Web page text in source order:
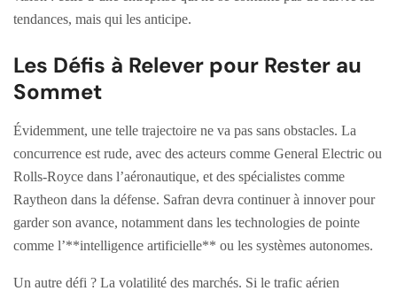
tendances, mais qui les anticipe.
Les Défis à Relever pour Rester au
Sommet
Évidemment, une telle trajectoire ne va pas sans obstacles. La
concurrence est rude, avec des acteurs comme General Electric ou
Rolls-Royce dans l’aéronautique, et des spécialistes comme
Raytheon dans la défense. Safran devra continuer à innover pour
garder son avance, notamment dans les technologies de pointe
comme l’**intelligence artificielle** ou les systèmes autonomes.
Un autre défi ? La volatilité des marchés. Si le trafic aérien